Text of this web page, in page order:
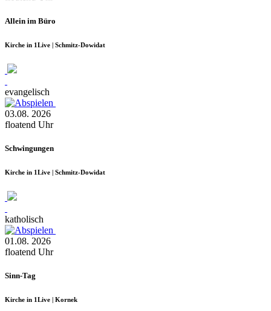
Allein im Büro
Kirche in 1Live | Schmitz-Dowidat
evangelisch
03.08. 2026
floatend Uhr
Schwingungen
Kirche in 1Live | Schmitz-Dowidat
katholisch
01.08. 2026
floatend Uhr
Sinn-Tag
Kirche in 1Live | Kornek